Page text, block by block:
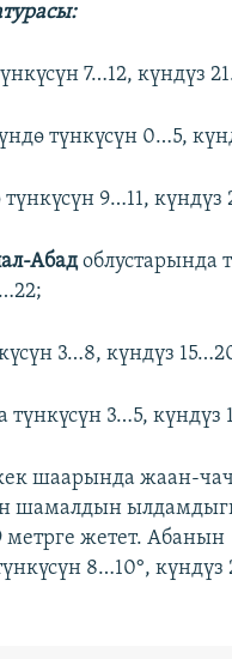
7…12, күндүз
түнкүсүн 0…5,
9…11, күндүз
Абадоблустарында
3…8, күндүз
түнкүсүн 3…5, күндүз
шаарында жаан-
шамалдын
метрге жетет. Абанын
8…10°, күндүз